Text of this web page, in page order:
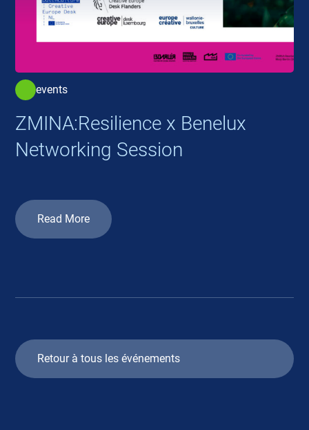
events
ZMINA:Resilience x Benelux
Networking Session
Read More
Retour à tous les événements